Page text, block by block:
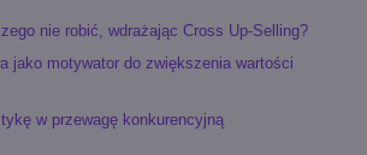
nie robić, wdrażając Cross Up-Selling?
jako motywator do zwiększenia wartości
w przewagę konkurencyjną